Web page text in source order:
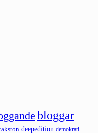
bloggar
deepedition demokrati